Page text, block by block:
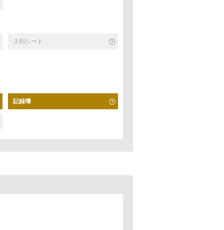
３列シート
記録簿